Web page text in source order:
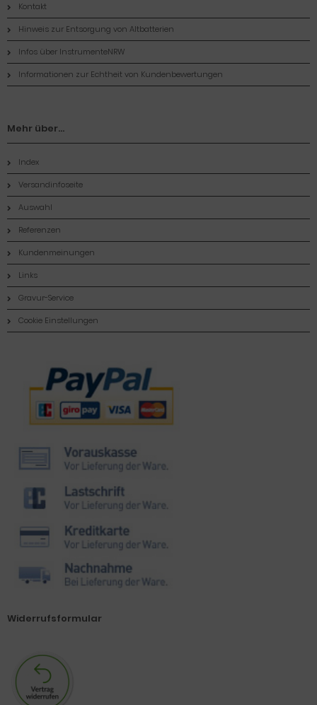
Kontakt
Hinweis zur Entsorgung von Altbatterien
Infos über InstrumenteNRW
Informationen zur Echtheit von Kundenbewertungen
Mehr über...
Index
Versandinfoseite
Auswahl
Referenzen
Kundenmeinungen
Links
Gravur-Service
Cookie Einstellungen
Zahlungsmethoden
Widerrufsformular